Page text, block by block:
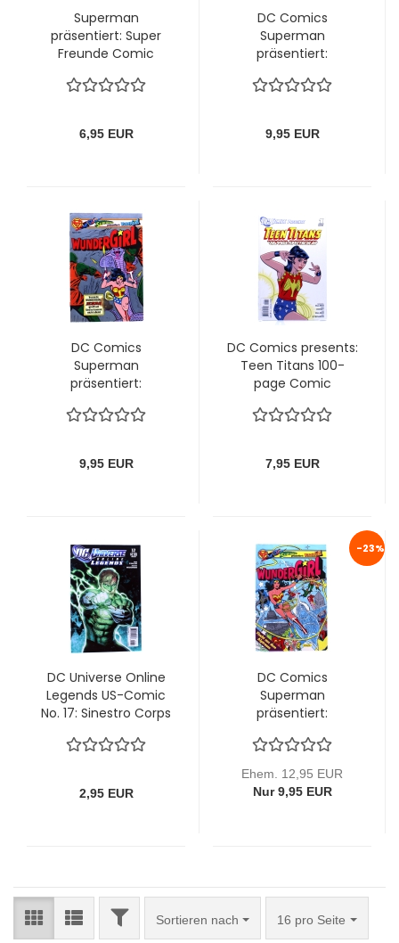
Superman
präsentiert: Super
Freunde Comic
Warnung der
Ehapa
6,95 EUR
DC Comics
Superman
präsentiert:
(Wonder Woman)
9,95 EUR
DC Comics
Superman
präsentiert:
(Wonder Woman)
9,95 EUR
DC Comics presents:
Teen Titans 100-
page Comic
7,95 EUR
DC Universe Online
Legends US-Comic
No. 17: Sinestro Corps
2,95 EUR
-23%
DC Comics
Superman
präsentiert:
(Wonder Woman)
Nr. 5 (1983)
Ehem. 12,95 EUR
Nur 9,95 EUR
FILTERSortieren nach
Sortieren nach 16 pro Seite
pro Seite